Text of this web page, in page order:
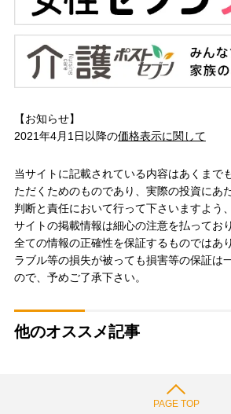
【お知らせ】
2021年4月1日以降の価格表示に関して
当サイトに記載されている内容はあくまで
ただくためのものであり、実際の投資にあ
判断と責任において行って下さいますよう
サイトの掲載情報は細心の注意を払ってお
全ての情報の正確性を保証するものではあ
ラブル等の損失が被っても損害等の保証は
ので、予めご了承下さい。
他のオススメ記事
PAGE TOP